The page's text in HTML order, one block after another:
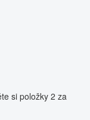
si položky 2 za